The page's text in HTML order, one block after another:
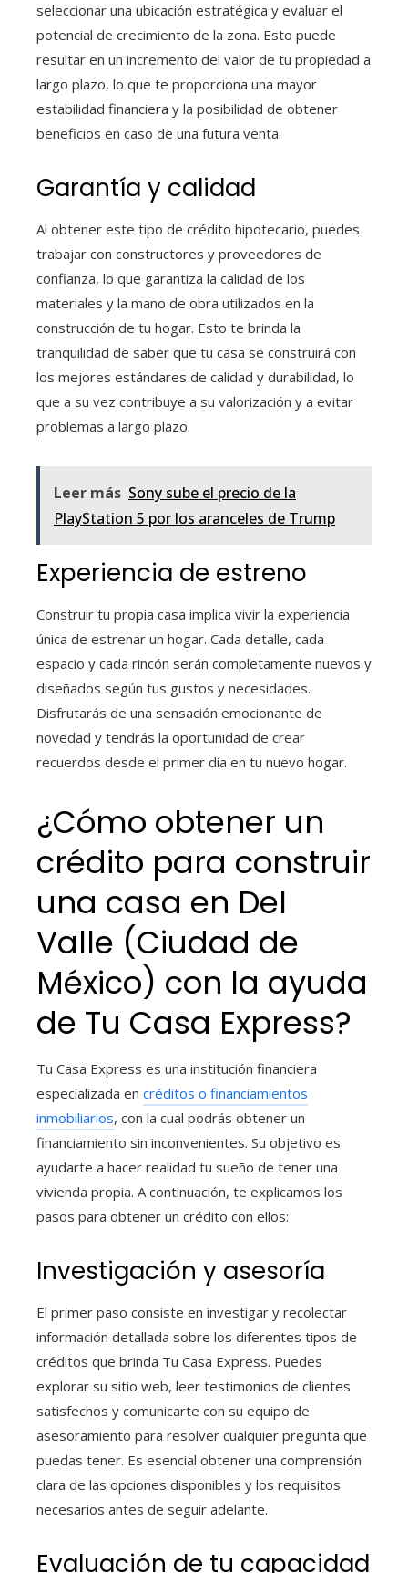
seleccionar una ubicación estratégica y evaluar el
potencial de crecimiento de la zona. Esto puede
resultar en un incremento del valor de tu propiedad a
largo plazo, lo que te proporciona una mayor
estabilidad financiera y la posibilidad de obtener
beneficios en caso de una futura venta.
Garantía y calidad
Al obtener este tipo de crédito hipotecario, puedes
trabajar con constructores y proveedores de
confianza, lo que garantiza la calidad de los
materiales y la mano de obra utilizados en la
construcción de tu hogar. Esto te brinda la
tranquilidad de saber que tu casa se construirá con
los mejores estándares de calidad y durabilidad, lo
que a su vez contribuye a su valorización y a evitar
problemas a largo plazo.
Leer más Sony sube el precio de la
PlayStation 5 por los aranceles de Trump
Experiencia de estreno
Construir tu propia casa implica vivir la experiencia
única de estrenar un hogar. Cada detalle, cada
espacio y cada rincón serán completamente nuevos y
diseñados según tus gustos y necesidades.
Disfrutarás de una sensación emocionante de
novedad y tendrás la oportunidad de crear
recuerdos desde el primer día en tu nuevo hogar.
¿Cómo obtener un
crédito para construir
una casa en Del
Valle (Ciudad de
México) con la ayuda
de Tu Casa Express?
Tu Casa Express es una institución financiera
especializada en créditos o financiamientos
inmobiliarios, con la cual podrás obtener un
financiamiento sin inconvenientes. Su objetivo es
ayudarte a hacer realidad tu sueño de tener una
vivienda propia. A continuación, te explicamos los
pasos para obtener un crédito con ellos:
Investigación y asesoría
El primer paso consiste en investigar y recolectar
información detallada sobre los diferentes tipos de
créditos que brinda Tu Casa Express. Puedes
explorar su sitio web, leer testimonios de clientes
satisfechos y comunicarte con su equipo de
asesoramiento para resolver cualquier pregunta que
puedas tener. Es esencial obtener una comprensión
clara de las opciones disponibles y los requisitos
necesarios antes de seguir adelante.
Evaluación de tu capacidad